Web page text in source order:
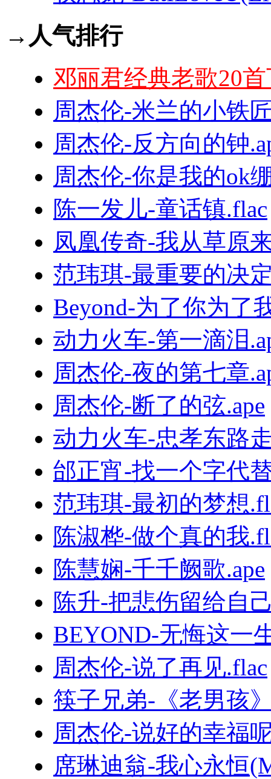
→人气排行
邓丽君经典老歌20
周杰伦-米兰的小铁
周杰伦-反方向的钟
周杰伦-你是我的ok
陈一发儿-童话镇.flac
凤凰传奇-我从草原
范玮琪-最重要的决
Beyond-为了你为了
动力火车-第一滴泪
周杰伦-夜的第七章
周杰伦-断了的弦.ape
动力火车-忠孝东路
邰正宵-找一个字代
范玮琪-最初的梦想
陈淑桦-做个真的我
陈慧娴-千千阙歌.ape
陈升-把悲伤留给自
BEYOND-无悔这一
周杰伦-说了再见.flac
筷子兄弟-《老男孩
周杰伦-说好的幸福
席琳迪翁-我心永恒